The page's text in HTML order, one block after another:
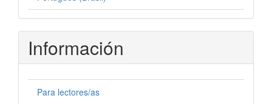
Información
Para lectores/as